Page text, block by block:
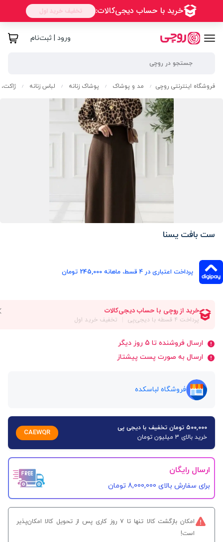
ورود | ثبت‌نام
فروشگاه اینترنتی روچی / مد و پوشاک / پوشاک زنانه / لباس زنانه / ژاکت،
ست بافت یسنا
پرداخت اعتباری در ۴ قسط، ماهانه 245,000 تومان
ارسال فروشنده تا 5 روز دیگر
ارسال به صورت پست پیشتاز
فروشگاه لباسکده
۵۰۰,۰۰۰ تومان تخفیف با دیجی پی
خرید بالای 3 میلیون تومان
CAEWQR
ارسال رایگان
برای سفارش‌ بالای 8,000,000 تومان
امکان بازگشت کالا تنها تا ۷ روز کاری پس از تحویل کالا امکان‌پذیر
است!